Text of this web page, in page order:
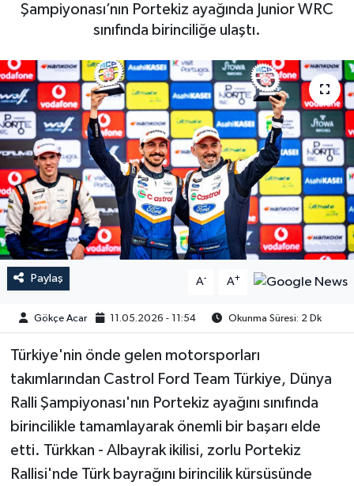
Şampiyonası’nın Portekiz ayağında Junior WRC
sınıfında birinciliğe ulaştı.
Paylaş A- A+
Gökçe Acar 11.05.2026 - 11:54 Okunma Süresi: 2 Dk
Türkiye'nin önde gelen motorsporları
takımlarından Castrol Ford Team Türkiye, Dünya
Ralli Şampiyonası'nın Portekiz ayağını sınıfında
birincilikle tamamlayarak önemli bir başarı elde
etti. Türkkan - Albayrak ikilisi, zorlu Portekiz
Rallisi'nde Türk bayrağını birincilik kürsüsünde